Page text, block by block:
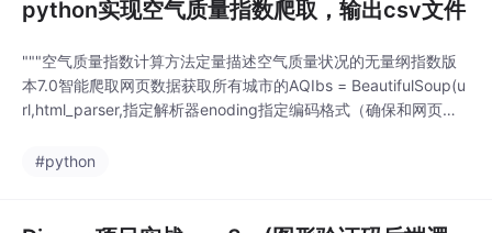
python实现空气质量指数爬取，输出csv文件
"""空气质量指数计算方法定量描述空气质量状况的无量纲指数版
本7.0智能爬取网页数据获取所有城市的AQIbs = BeautifulSoup(u
rl,html_parser,指定解析器enoding指定编码格式（确保和网页编
nd_all('...
#python